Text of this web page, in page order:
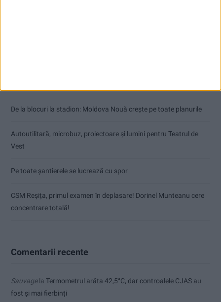
De la blocuri la stadion: Moldova Nouă crește pe toate planurile
Autoutilitară, microbuz, proiectoare și lumini pentru Teatrul de
Vest
Pe toate șantierele se lucrează cu spor
CSM Reșița, primul examen în deplasare! Dorinel Munteanu cere
concentrare totală!
Comentarii recente
Sauvagela Termometrul arăta 42,5°C, dar controalele CJAS au
fost și mai fierbinți